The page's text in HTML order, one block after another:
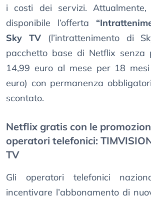
i costi dei servizi.
disponibile l’offerta
Sky TV(l’intrattenimento di
pacchetto base di Netflix senza
14,99 euro al mese per 18
euro) con permanenza
scontato.
Netflix gratis con le
operatori telefonici:
TV
Gli operatori telefonici
incentivare l’abbonamento di